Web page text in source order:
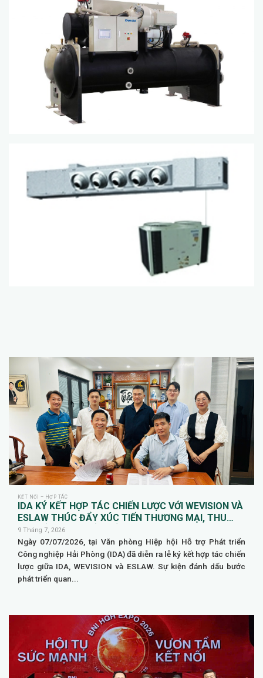
KẾT NỐI – HỢP TÁC
IDA KÝ KẾT HỢP TÁC CHIẾN LƯỢC VỚI WEVISION VÀ
ESLAW THÚC ĐẨY XÚC TIẾN THƯƠNG MẠI, THU
HÚT ĐẦU TƯ QUỐC TẾ
9 Tháng 7, 2026
Ngày 07/07/2026, tại Văn phòng Hiệp hội Hỗ trợ Phát triển
Công nghiệp Hải Phòng (IDA) đã diễn ra lễ ký kết hợp tác chiến
lược giữa IDA, WEVISION và ESLAW. Sự kiện đánh dấu bước
phát triển quan...